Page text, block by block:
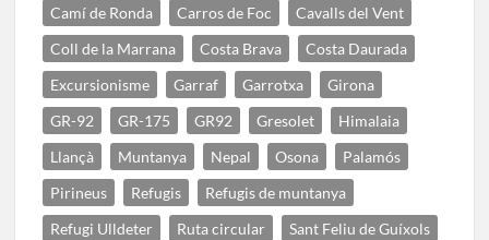
Camí de Ronda
Carros de Foc
Cavalls del Vent
Coll de la Marrana
Costa Brava
Costa Daurada
Excursionisme
Garraf Garrotxa
Girona
GR-92
GR-175 GR92 Gresolet
Himalaia
Llançà
Muntanya Nepal Osona
Palamós
Pirineus
Refugis
Refugis de muntanya
Refugi Ulldeter
Ruta circular
Sant Feliu de Guíxols